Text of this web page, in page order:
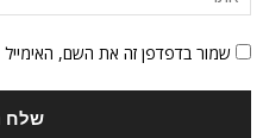
שמור בדפדפן זה את השם,